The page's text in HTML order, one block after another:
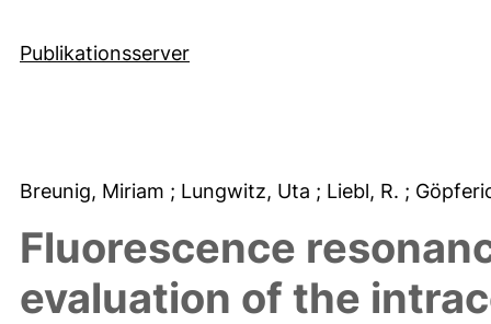
Publikationsserver
Breunig, Miriam ; Lungwitz, Uta ; Liebl, R. ;
Fluorescence
evaluation of the